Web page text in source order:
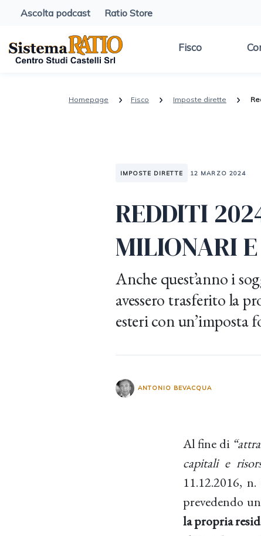
Ascolta podcast Ratio Store
Fisco
Homepage Fisco Imposte dirette
IMPOSTE DIRETTE 12 MARZO 2024
REDDITI
MILIONARI
Anche quest’anno i
avessero trasferito la
esteri con un’imposta
ANTONIO BEVACQUA
Al fine di
capitali e
11.12.2016,
prevedendo
la propria